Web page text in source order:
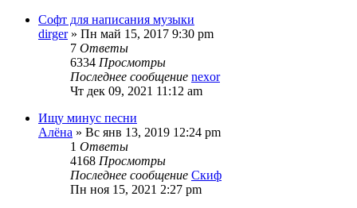
Софт для написания музыки
dirger» Пн май 15, 2017 9:30 pm
7 Ответы
6334 Просмотры
Последнее сообщение nexor
Чт дек 09, 2021 11:12 am
Ищу минус песни
Алёна » Вс янв 13, 2019 12:24 pm
1 Ответы
4168 Просмотры
Последнее сообщение Скиф
Пн ноя 15, 2021 2:27 pm